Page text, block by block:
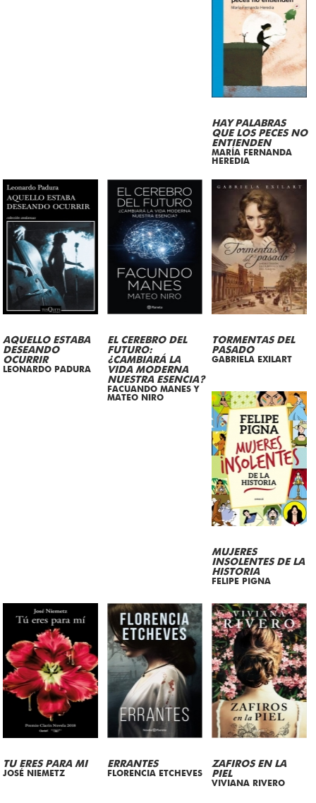
HAY PALABRAS
QUE LOS PECES NO
ENTIENDEN
MARÍA FERNANDA
HEREDIA
AQUELLO ESTABA
DESEANDO
OCURRIR
LEONARDO PADURA
EL CEREBRO DEL
FUTURO:
¿CAMBIARÁ LA
VIDA MODERNA
NUESTRA ESENCIA?
FACUANDO MANES Y
MATEO NIRO
TORMENTAS DEL
PASADO
GABRIELA EXILART
MUJERES
INSOLENTES DE LA
HISTORIA
FELIPE PIGNA
TU ERES PARA MI
JOSÉ NIEMETZ
ERRANTES
FLORENCIA ETCHEVES
ZAFIROS EN LA
PIEL
VIVIANA RIVERO